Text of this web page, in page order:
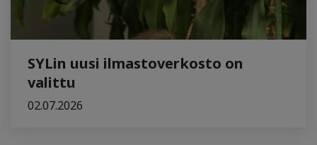
SYLin uusi ilmastoverkosto on
valittu
02.07.2026